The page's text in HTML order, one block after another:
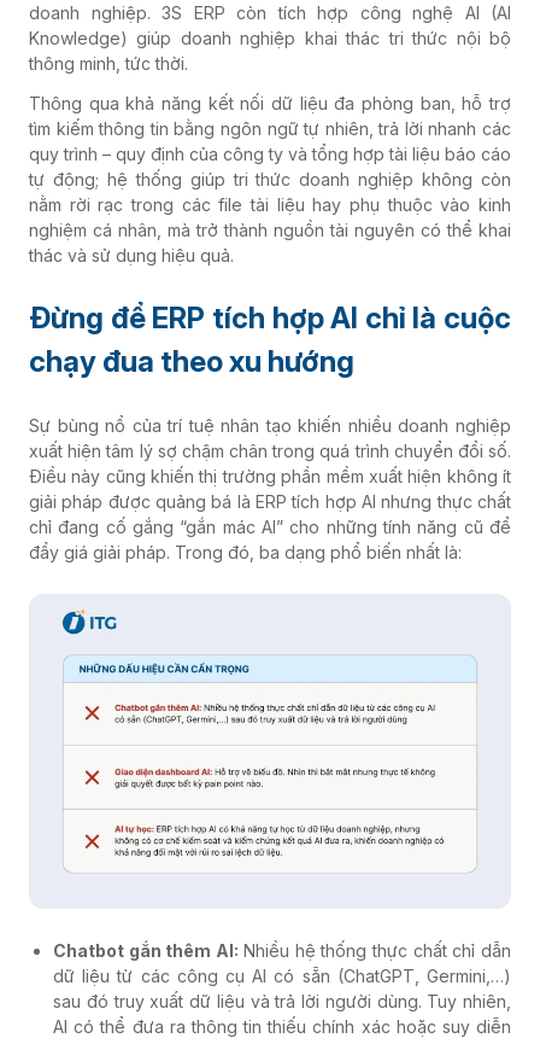
doanh nghiệp. 3S ERP còn tích hợp công nghệ AI (AI
Knowledge) giúp doanh nghiệp khai thác tri thức nội bộ
thông minh, tức thời.
Thông qua khả năng kết nối dữ liệu đa phòng ban, hỗ trợ
tìm kiếm thông tin bằng ngôn ngữ tự nhiên, trả lời nhanh các
quy trình – quy định của công ty và tổng hợp tài liệu báo cáo
tự động; hệ thống giúp tri thức doanh nghiệp không còn
nằm rời rạc trong các file tài liệu hay phụ thuộc vào kinh
nghiệm cá nhân, mà trở thành nguồn tài nguyên có thể khai
thác và sử dụng hiệu quả.
Đừng để ERP tích hợp AI chỉ là cuộc
chạy đua theo xu hướng
Sự bùng nổ của trí tuệ nhân tạo khiến nhiều doanh nghiệp
xuất hiện tâm lý sợ chậm chân trong quá trình chuyển đổi số.
Điều này cũng khiến thị trường phần mềm xuất hiện không ít
giải pháp được quảng bá là ERP tích hợp AI nhưng thực chất
chỉ đang cố gắng “gắn mác AI” cho những tính năng cũ để
đẩy giá giải pháp. Trong đó, ba dạng phổ biến nhất là:
Chatbot gắn thêm AI: Nhiều hệ thống thực chất chỉ dẫn
dữ liệu từ các công cụ AI có sẵn (ChatGPT, Germini,…)
sau đó truy xuất dữ liệu và trả lời người dùng. Tuy nhiên,
AI có thể đưa ra thông tin thiếu chính xác hoặc suy diễn